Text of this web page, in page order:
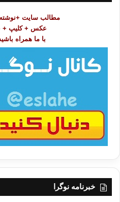
مطالب سایت +نوشته
عکس + کلیپ +
با ما همراه
خبرنامه نوگرا